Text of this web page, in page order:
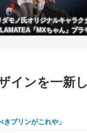
ダモノ氏オリジナルキャラク
「MXちゃん」プラ
インを一新
きプリンがこれや」